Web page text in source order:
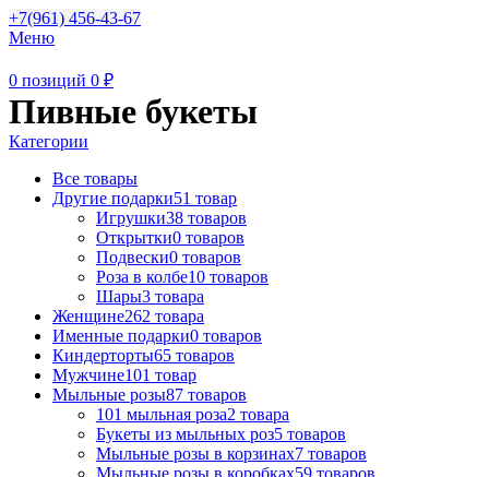
+7(961) 456-43-67
Меню
0 позиций 0 ₽
Пивные букеты
Категории
Все товары
Другие подарки51 товар
Игрушки38 товаров
Открытки0 товаров
Подвески0 товаров
Роза в колбе10 товаров
Шары3 товара
Женщине262 товара
Именные подарки0 товаров
Киндерторты65 товаров
Мужчине101 товар
Мыльные розы87 товаров
101 мыльная роза2 товара
Букеты из мыльных роз5 товаров
Мыльные розы в корзинах7 товаров
Мыльные розы в коробках59 товаров